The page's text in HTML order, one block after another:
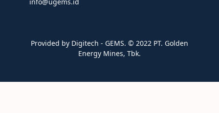
Provided by Digitech - GEMS. ©️ 2022 PT. Golden
Energy Mines, Tbk.